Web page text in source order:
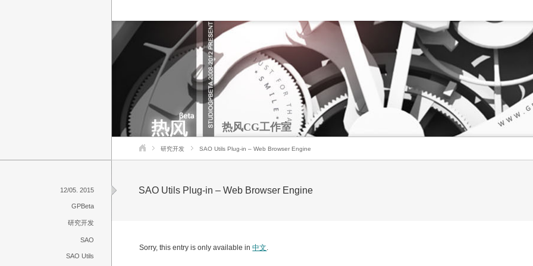
热风CG工作室
研究开发 SAO Utils Plug-in – Web Browser Engine
SAO Utils Plug-in – Web Browser Engine
Sorry, this entry is only available in中文.
12/05. 2015
GPBeta
研究开发
SAO
SAO Utils